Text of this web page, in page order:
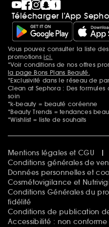
Télécharger l’App
Mentions additionnelles
Vous pouvez consulter la liste
promotionsici.
*Voir conditions de nos offres
la page Bons Plans Beauté.
*Exclusivité dans le réseau de
Clean at Sephora : Des
soin
*k-beauty = beauté coréenne
*Beauty Trends = tendances
*Wishlist = liste de souhaits
Mentions légales et CGU
Conditions générales de
Données personnelles et
Cosmétovigilance et
Conditions Générales du
fidélité
Conditions de publication
Accessibilité : non conforme